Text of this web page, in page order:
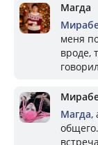
Магда
меня
вроде,
Магда,